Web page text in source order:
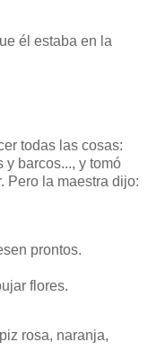
él estaba en la
todas las cosas:
y barcos..., y tomó
Pero la maestra dijo:
prontos.
flores.
rosa, naranja,